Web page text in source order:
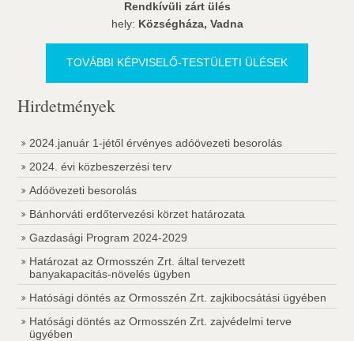
Rendkívüli zárt ülés
hely: Községháza, Vadna
TOVÁBBI KÉPVISELŐ-TESTÜLETI ÜLÉSEK
Hirdetmények
2024.január 1-jétől érvényes adóövezeti besorolás
2024. évi közbeszerzési terv
Adóövezeti besorolás
Bánhorváti erdőtervezési körzet határozata
Gazdasági Program 2024-2029
Határozat az Ormosszén Zrt. által tervezett
banyakapacitás-növelés ügyben
Hatósági döntés az Ormosszén Zrt. zajkibocsátási ügyében
Hatósági döntés az Ormosszén Zrt. zajvédelmi terve
ügyében